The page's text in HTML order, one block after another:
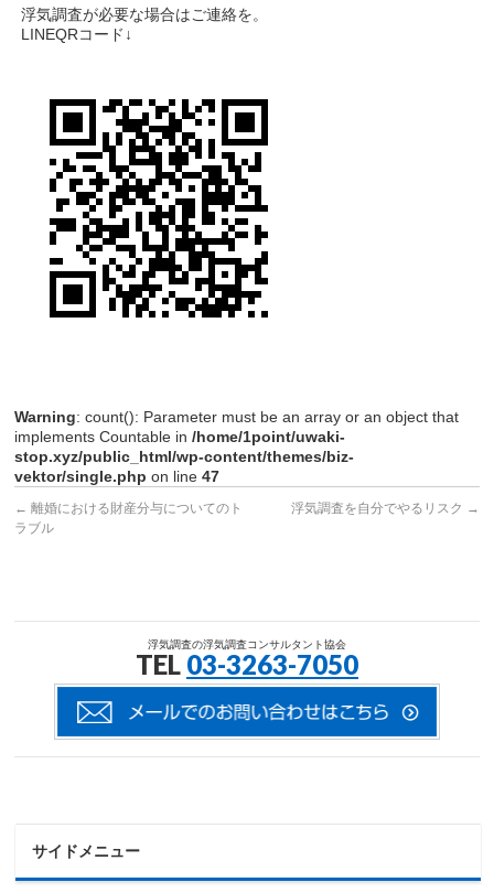
浮気調査が必要な場合はご連絡を。
LINEQRコード ↓
Warning: count(): Parameter must be an array or an object that
implements Countable in/home/1point/uwaki-
stop.xyz/public_html/wp-content/themes/biz-
vektor/single.php on line47
← 離婚における財産分与についてのト
ラブル
浮気調査を自分でやるリスク →
浮気調査の浮気調査コンサルタント協会
TEL 03-3263-7050
サイドメニュー